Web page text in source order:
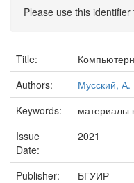
Please use this
Title:
Authors:
Мусский, А.
Keywords:
материалы
Issue
Date:
2021
Publisher:
БГУИР